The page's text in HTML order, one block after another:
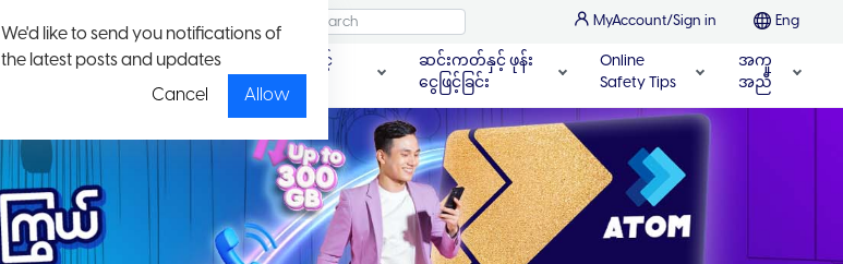
We'd like to send you notifications of
the latest posts and updates
Cancel
Allow
MyAccount/Sign in Eng
ပတ်ကေ့ချ်နှင့်
နှုန်းထားများ
ဆင်းကတ်နှင့် ဖုန်း
ငွေဖြင့်ခြင်း
Online
Safety Tips
အကူ
အညီ